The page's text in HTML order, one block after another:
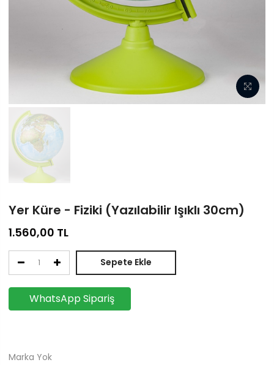
Yer Küre - Fiziki (Yazılabilir Işıklı 30cm)
1.560,00 TL
Sepete Ekle
WhatsApp Sipariş
Marka Yok